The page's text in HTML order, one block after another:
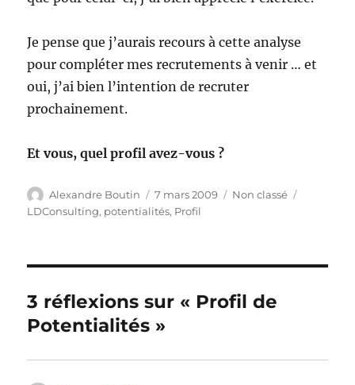
Je pense que j’aurais recours à cette analyse
pour compléter mes recrutements à venir … et
oui, j’ai bien l’intention de recruter
prochainement.
Et vous, quel profil avez-vous ?
Auteur
Alexandre Boutin
Publié
le
7 mars 2009 Catégories
Non classé
LDConsulting, potentialités, Profil
3 réflexions sur « Profil de
Potentialités »